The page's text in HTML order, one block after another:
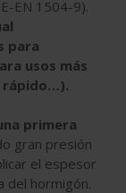
EN 1504-9).
para
usos más
rápido…).
primera
gran presión
el espesor
del hormigón.